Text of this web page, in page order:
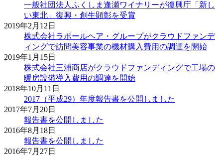
一般社団法人ふくしま逢瀬ワイナリーが復興庁「新し
い東北」復興・創生顕彰を受賞
2019年2月12日
株式会社ラポールヘア・グループがクラウドファンデ
ィングで訪問美容事業の機材購入費用の調達を開始
2019年1月15日
株式会社三浦商店がクラウドファンディングで工場の
暖房設備導入費用の調達を開始
2018年10月11日
2017（平成29）年度報告書を公開しました
2017年7月20日
報告書を公開しました
2016年8月18日
報告書を公開しました
2016年7月27日